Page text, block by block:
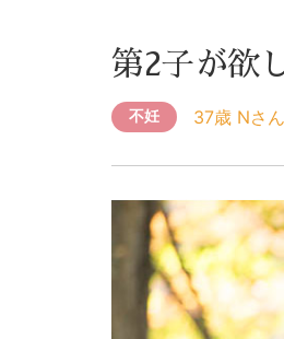
第2子が欲
不妊 37歳 Nさん